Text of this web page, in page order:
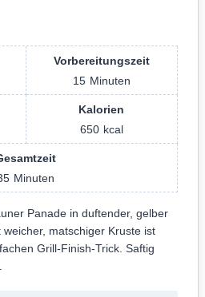
Vorbereitungszeit
15 Minuten
Kalorien
650 kcal
Minuten
Panade in duftender, gelber
matschiger Kruste ist
Grill-Finish-Trick. Saftig